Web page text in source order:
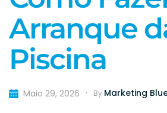
Arranque
Piscina
Maio 29, 2026 By Marketing